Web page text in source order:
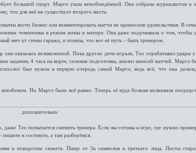
большой спорт. Марго ушла непобеждённой. Она собрала журналистов и
что для неё не существует второго места.
вести бизнес или комментировать матчи не приносили удовольствия. В
чемпионки в режим жены и матери. Она даже подумывала о том, чтобы
мяч от стены гаража, и поняла, что вот её путь – быть тренером.
оказалась великолепной. Пока другие дети играли, Тео отрабатывал удары
задания, 4 часа на корте, силовая подготовка, анализ записей матчей. Марго
был нужен в первую очередь самой Марго, ведь всё, что она
Но Марго было всё равно. Теперь её куда больше волновала
дополнительно:
Тео попытается сменить тренера. Если вы готовы к игре, где нужно
пишите в гостевую, а там разберёмся.
и поворотам сюжета. Пишу от 3к символов и третьего лица. Посты